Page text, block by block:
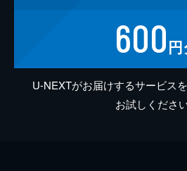
600
U-NEXTがお届けするサービス
お試しください